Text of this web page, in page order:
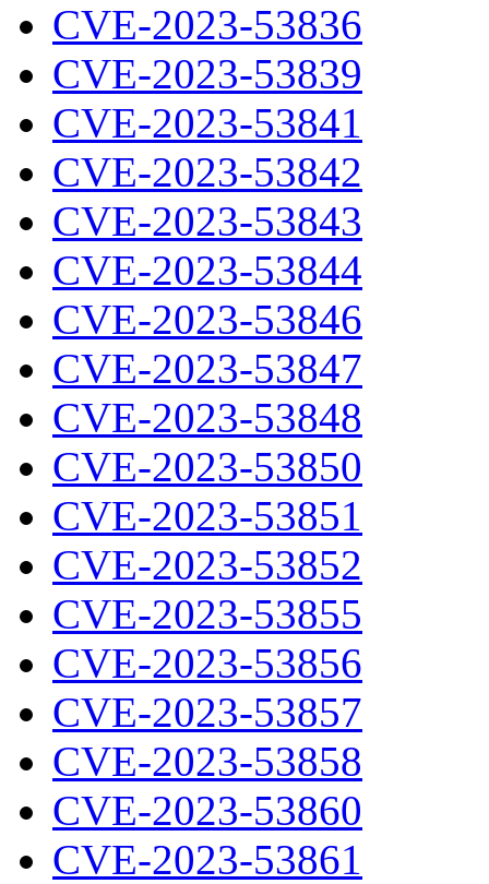
CVE-2023-53836
CVE-2023-53839
CVE-2023-53841
CVE-2023-53842
CVE-2023-53843
CVE-2023-53844
CVE-2023-53846
CVE-2023-53847
CVE-2023-53848
CVE-2023-53850
CVE-2023-53851
CVE-2023-53852
CVE-2023-53855
CVE-2023-53856
CVE-2023-53857
CVE-2023-53858
CVE-2023-53860
CVE-2023-53861